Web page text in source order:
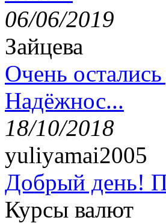
06/06/2019
Зайцева
Очень
Надёжнос...
18/10/2018
yuliyamai2005
Добрый день!
Курсы валют